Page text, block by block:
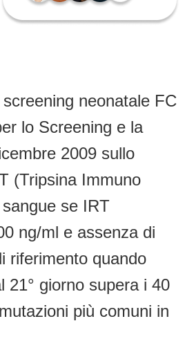
neonatale FC
lo Screening e la
2009 sullo
(Tripsina Immuno
se IRT
ng/ml e assenza di
riferimento quando
21° giorno supera i 40
più comuni in